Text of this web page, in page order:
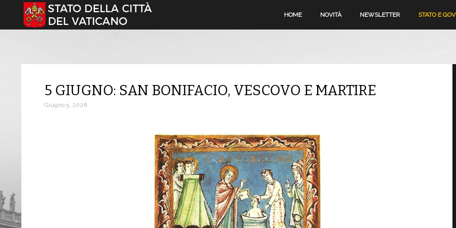
Seleziona la tua lingua HOME NOVITÀ NEWSLETTER STATO E
5 GIUGNO: SAN BONIFACIO, VESCOVO E MARTIRE
Giugno 5, 2026